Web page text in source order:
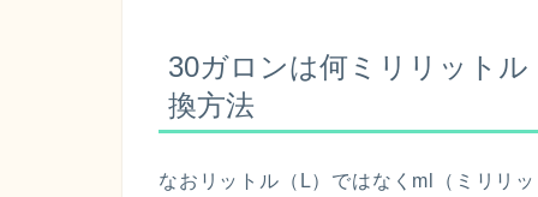
30ガロンは何ミリリット
換方法
なおリットル（L）ではなくml（ミリリ